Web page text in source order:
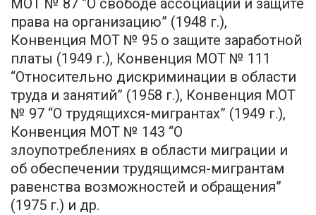
МОТ № 87 “О свободе ассоциаций и защите
права на организацию” (1948 г.),
Конвенция МОТ № 95 о защите заработной
платы (1949 г.), Конвенция МОТ № 111
“Относительно дискриминации в области
труда и занятий” (1958 г.), Конвенция МОТ
№ 97 “О трудящихся-мигрантах” (1949 г.),
Конвенция МОТ № 143 “О
злоупотреблениях в области миграции и
об обеспечении трудящимся-мигрантам
равенства возможностей и обращения”
(1975 г.) и др.